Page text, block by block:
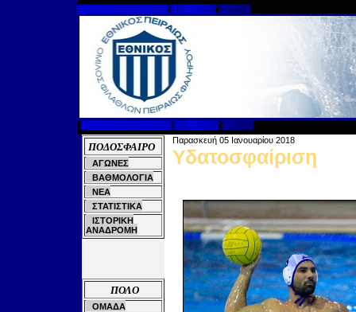
ΠΟΔΟΣΦΑΙΡΟ
ΑΓΩΝΕΣ
ΒΑΘΜΟΛΟΓΙΑ
ΝΕΑ
ΣΤΑΤΙΣΤΙΚΑ
ΙΣΤΟΡΙΚΗ
ΑΝΑΔΡΟΜΗ
ΠΟΛΟ
ΟΜΑΔΑ
Παρασκευή 05 Ιανουαρίου 2018
Υδατοσφαίριση